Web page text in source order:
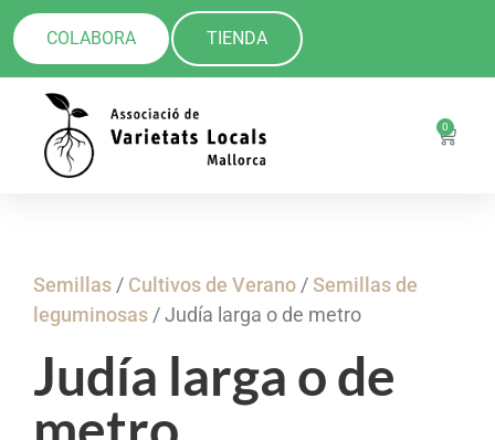
COLABORA TIENDA
0
Semillas / Cultivos de Verano /Semillas de
leguminosas / Judía larga o de metro
Judía larga o de